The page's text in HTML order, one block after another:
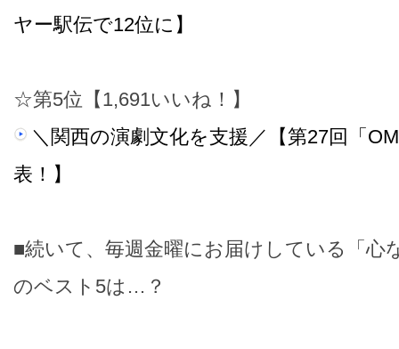
ヤー駅伝で12位に】
☆第5位【1,691いいね！】
＼関西の演劇文化を支援／【第27回「
表！】
■続いて、毎週金曜にお届けしている「心
のベスト5は…？